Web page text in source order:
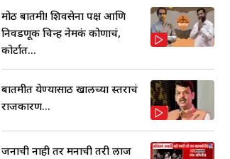
मोठी बातमी! शिवसेना पक्ष आणि
निवडणूक चिन्ह नेमकं कोणाचं,
कोर्टात...
बातमीत येण्यासाठी खालच्या स्तराचं
राजकारण...
जनाची नाही तर मनाची तरी लाज